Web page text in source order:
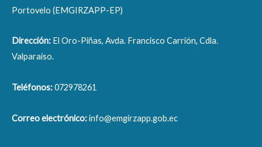
Portovelo (EMGIRZAPP-EP)
Dirección: El Oro-Piñas, Avda. Francisco Carrión, Cdla.
Valparaíso.
Teléfonos:072978261
Correo electrónico:info@emgirzapp.gob.ec